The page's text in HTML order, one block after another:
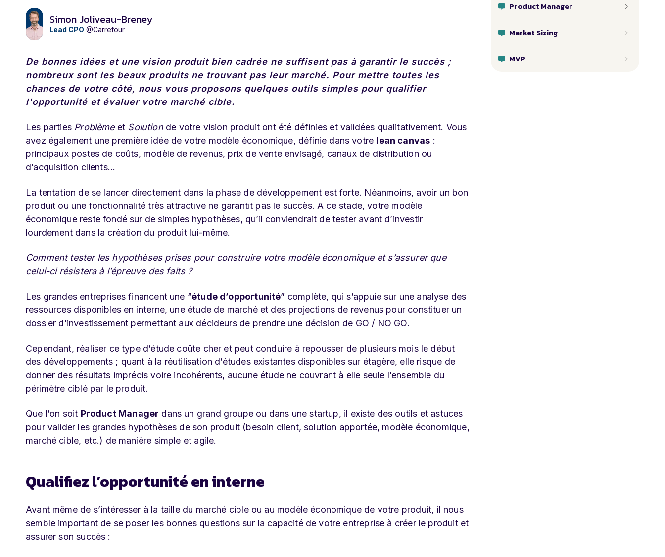
Simon Joliveau-Breney
Lead CPO @Carrefour
De bonnes idées et une vision produit bien cadrée ne suffisent pas à garantir le succès ;
nombreux sont les beaux produits ne trouvant pas leur marché. Pour mettre toutes les
chances de votre côté, nous vous proposons quelques outils simples pour qualifier
l'opportunité et évaluer votre marché cible.
Les parties Problèmeet Solutionde votre vision produit ont été définies et validées qualitativement. Vous
avez également une première idée de votre modèle économique, définie dans votre lean canvas :
principaux postes de coûts, modèle de revenus, prix de vente envisagé, canaux de distribution ou
d’acquisition clients...
La tentation de se lancer directement dans la phase de développement est forte. Néanmoins, avoir un bon
produit ou une fonctionnalité très attractive ne garantit pas le succès. A ce stade, votre modèle
économique reste fondé sur de simples hypothèses, qu’il conviendrait de tester avant d’investir
lourdement dans la création du produit lui-même.
Comment tester les hypothèses prises pour construire votre modèle économique et s’assurer que
celui-ci résistera à l’épreuve des faits ?
Les grandes entreprises financent une “étude d’opportunité” complète, qui s’appuie sur une analyse des
ressources disponibles en interne, une étude de marché et des projections de revenus pour constituer un
dossier d’investissement permettant aux décideurs de prendre une décision de GO / NO GO.
Cependant, réaliser ce type d’étude coûte cher et peut conduire à repousser de plusieurs mois le début
des développements ; quant à la réutilisation d’études existantes disponibles sur étagère, elle risque de
donner des résultats imprécis voire incohérents, aucune étude ne couvrant à elle seule l’ensemble du
périmètre ciblé par le produit.
Que l’on soit Product Manager dans un grand groupe ou dans une startup, il existe des outils et astuces
pour valider les grandes hypothèses de son produit (besoin client, solution apportée, modèle économique,
marché cible, etc.) de manière simple et agile.
Qualifiez l’opportunité en interne
Avant même de s’intéresser à la taille du marché cible ou au modèle économique de votre produit, il nous
semble important de se poser les bonnes questions sur la capacité de votre entreprise à créer le produit et
assurer son succès :
Product Manager
Market Sizing
MVP